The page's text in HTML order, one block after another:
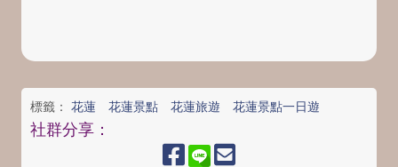
標籤： 花蓮 花蓮景點 花蓮旅遊 花蓮景點一日遊
社群分享：